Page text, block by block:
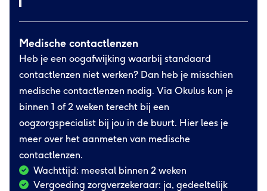
Medische contactlenzen
Heb je een oogafwijking waarbij standaard
contactlenzen niet werken? Dan heb je misschien
medische contactlenzen nodig. Via Okulus kun je
binnen 1 of 2 weken terecht bij een
oogzorgspecialist bij jou in de buurt. Hier lees je
meer over het aanmeten van medische
contactlenzen.
Wachttijd: meestal binnen 2 weken
Vergoeding zorgverzekeraar: ja, gedeeltelijk